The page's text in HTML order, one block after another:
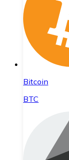
Bitcoin
BTC